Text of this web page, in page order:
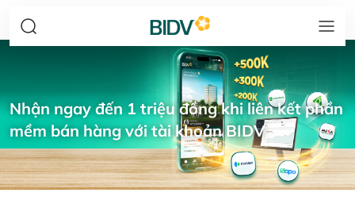
Nhận ngay đến 1 triệu đồng khi liên kết phần
mềm bán hàng với tài khoản BIDV